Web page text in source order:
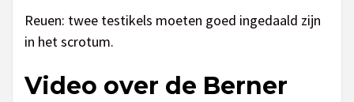
Reuen: twee testikels moeten goed ingedaald zijn
in het scrotum.
Video over de Berner